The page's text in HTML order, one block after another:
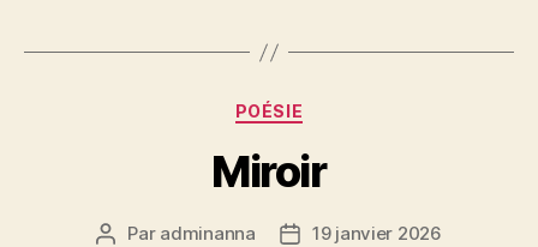
Catégories
POÉSIE
Miroir
Auteur
Par adminanna
Date19 janvier 2026